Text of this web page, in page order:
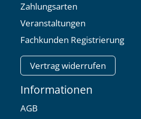
Zahlungsarten
Veranstaltungen
Fachkunden Registrierung
Vertrag widerrufen
Informationen
AGB